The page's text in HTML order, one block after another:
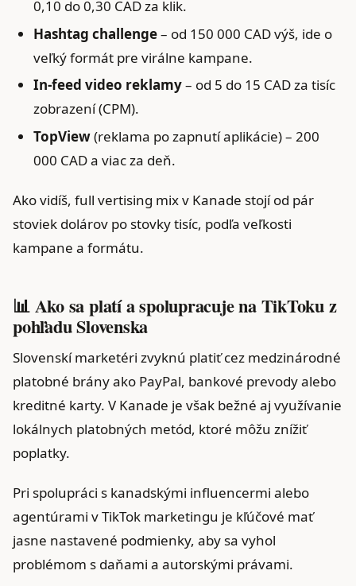
0,10 do 0,30 CAD za klik.
Hashtag challenge– od 150 000 CAD výš, ide o
veľký formát pre virálne kampane.
In-feed video reklamy– od 5 do 15 CAD za tisíc
zobrazení (CPM).
TopView(reklama po zapnutí aplikácie) – 200
000 CAD a viac za deň.
Ako vidíš, full vertising mix v Kanade stojí od pár
stoviek dolárov po stovky tisíc, podľa veľkosti
kampane a formátu.
📊 Ako sa platí a spolupracuje na TikToku z
pohľadu Slovenska
Slovenskí marketéri zvyknú platiť cez medzinárodné
platobné brány ako PayPal, bankové prevody alebo
kreditné karty. V Kanade je však bežné aj využívanie
lokálnych platobných metód, ktoré môžu znížiť
poplatky.
Pri spolupráci s kanadskými influencermi alebo
agentúrami v TikTok marketingu je kľúčové mať
jasne nastavené podmienky, aby sa vyhol
problémom s daňami a autorskými právami.